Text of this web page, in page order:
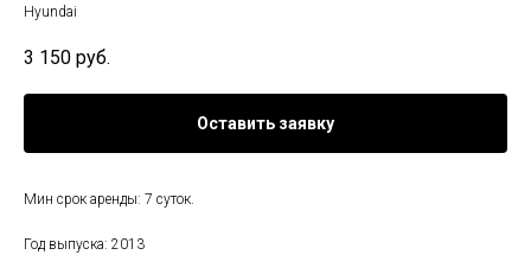
Hyundai
3 150 руб.
Оставить заявку
Мин срок аренды: 7 суток.
Год выпуска: 2013